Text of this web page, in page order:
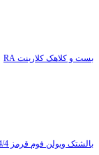
بست و کلاهک کلارینت RA
بالشتک ویولن فوم قرمز 4/4